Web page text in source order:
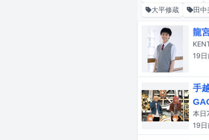
大平修蔵
田中
龍
19日
手
19日